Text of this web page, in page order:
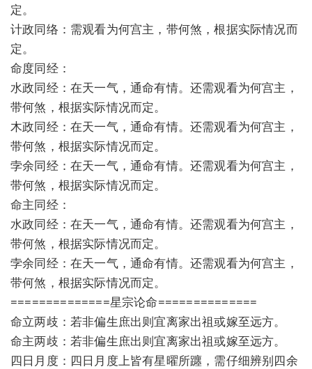
定。
计政同络：需观看为何宫主，带何煞，根据实际情况而
定。
命度同经：
水政同经：在天一气，通命有情。还需观看为何宫主，
带何煞，根据实际情况而定。
木政同经：在天一气，通命有情。还需观看为何宫主，
带何煞，根据实际情况而定。
孛余同经：在天一气，通命有情。还需观看为何宫主，
带何煞，根据实际情况而定。
命主同经：
水政同经：在天一气，通命有情。还需观看为何宫主，
带何煞，根据实际情况而定。
孛余同经：在天一气，通命有情。还需观看为何宫主，
带何煞，根据实际情况而定。
==============星宗论命==============
命立两歧：若非偏生庶出则宜离家出祖或嫁至远方。
命主两歧：若非偏生庶出则宜离家出祖或嫁至远方。
四日月度：四日月度上皆有星曜所躔，需仔细辨别四余